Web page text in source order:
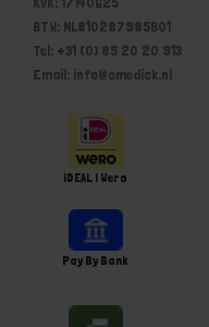
BTW: NL810287985B01
Tel: +31 (0) 85 20 20 913
Email: info@omedick.nl
iDEAL | Wero
Pay By Bank